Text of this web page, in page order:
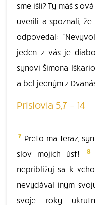
sme išli? Ty máš
uverili a spoznali,
odpovedal:
jeden z vás je
synovi Šimona
a bol jedným z
Príslovia 5,7 – 14
7 Preto ma teraz,
slov mojich úst!
8
nepribližuj sa k
nevydával iným
svoje roky